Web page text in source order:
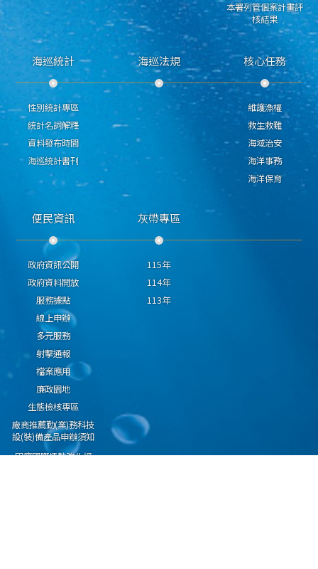
本署列管個案計畫評
核結果
海巡統計
性別統計專區
統計名詞解釋
資料發布時間
海巡統計書刊
海巡法規 核心任務
維護漁權
救生救難
海域治安
海洋事務
海洋保育
便民資訊
政府資訊公開
政府資料開放
服務據點
線上申辦
多元服務
射擊通報
檔案應用
廉政園地
生態檢核專區
廠商推薦勤(業)務科技
設(裝)備產品申辦須知
因應國際情勢強化經
灰帶專區
115年
114年
113年